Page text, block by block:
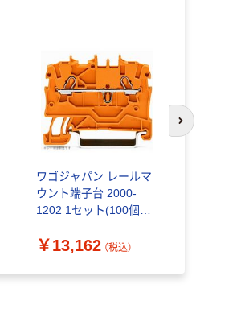
ワゴジャパン レールマ
ウント端子台 2000-
1202 1セット(100個入)
￥13,162 （税込）
次のスライド